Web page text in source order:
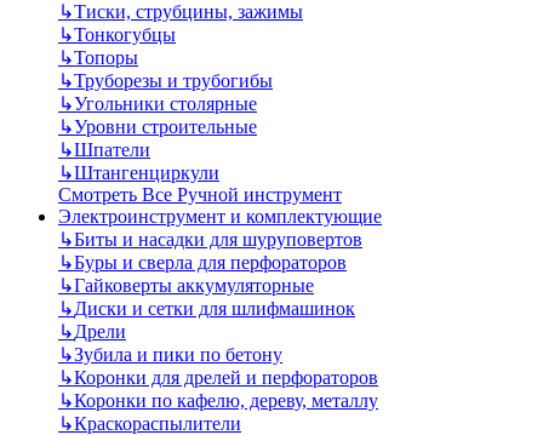
↳Тиски, струбцины, зажимы
↳Тонкогубцы
↳Топоры
↳Труборезы и трубогибы
↳Угольники столярные
↳Уровни строительные
↳Шпатели
↳Штангенциркули
Смотреть Все Ручной инструмент
Электроинструмент и комплектующие
↳Биты и насадки для шуруповертов
↳Буры и сверла для перфораторов
↳Гайковерты аккумуляторные
↳Диски и сетки для шлифмашинок
↳Дрели
↳Зубила и пики по бетону
↳Коронки для дрелей и перфораторов
↳Коронки по кафелю, дереву, металлу
↳Краскораспылители